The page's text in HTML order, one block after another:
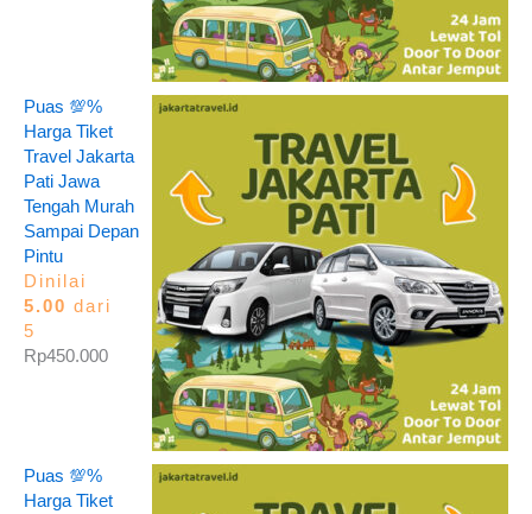
Puas 💯%
Harga Tiket
Travel Jakarta
Pati Jawa
Tengah Murah
Sampai Depan
Pintu
Dinilai
5.00 dari
5
Rp450.000
Puas 💯%
Harga Tiket